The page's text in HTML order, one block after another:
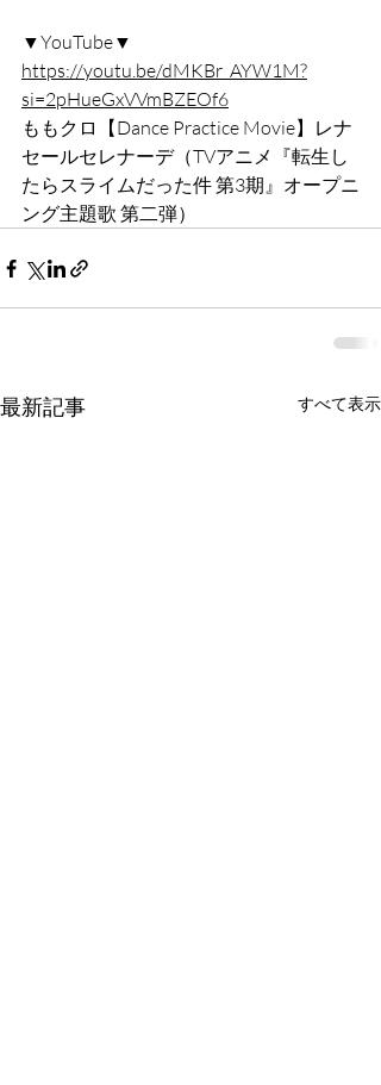
▼YouTube▼
https://youtu.be/dMKBr_AYW1M?
si=2pHueGxVVmBZEOf6
ももクロ【Dance Practice Movie】レナ
セールセレナーデ（TVアニメ『転生し
たらスライムだった件 第3期』オープニ
ング主題歌 第二弾）
最新記事 すべて表示